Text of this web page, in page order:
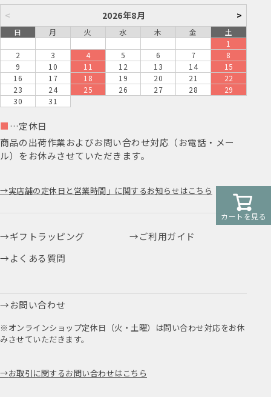
カートを見る
< 2026年8月 >
日 月 火 水 木 金
土
1
2
3 4 5 6 7
8
9
10 11 12 13 14
15
16
17 18 19 20 21
22
23
24 25 26 27 28
29
30
31
■ …定休日
商品の出荷作業およびお問い合わせ対応（お電話・メー
ル）をお休みさせていただきます。
実店舗の定休日と営業時間」に関するお知らせはこちら
ギフトラッピング
ご利用ガイド
よくある質問
お問い合わせ
※オンラインショップ定休日（火・土曜）は問い合わせ対応をお休
みさせていただきます。
お取引に関するお問い合わせはこちら